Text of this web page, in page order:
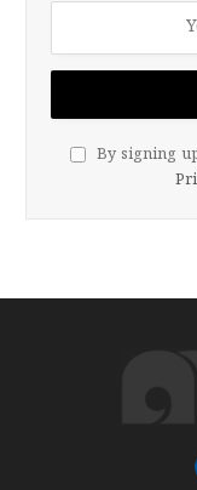
By signing